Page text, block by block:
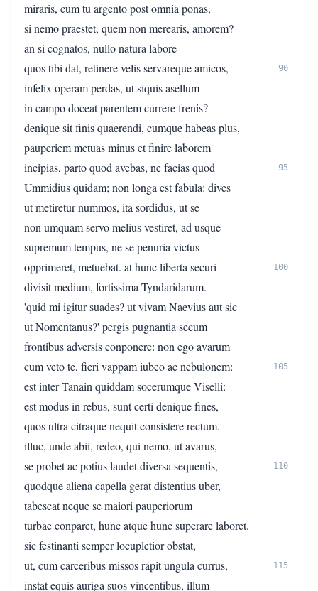
miraris, cum tu argento post omnia ponas,
si nemo praestet, quem non merearis, amorem?
an si cognatos, nullo natura labore
quos tibi dat, retinere velis servareque amicos,
90
infelix operam perdas, ut siquis asellum
in campo doceat parentem currere frenis?
denique sit finis quaerendi, cumque habeas plus,
pauperiem metuas minus et finire laborem
incipias, parto quod avebas, ne facias quod
95
Ummidius quidam; non longa est fabula: dives
ut metiretur nummos, ita sordidus, ut se
non umquam servo melius vestiret, ad usque
supremum tempus, ne se penuria victus
opprimeret, metuebat. at hunc liberta securi
100
divisit medium, fortissima Tyndaridarum.
'quid mi igitur suades? ut vivam Naevius aut sic
ut Nomentanus?' pergis pugnantia secum
frontibus adversis conponere: non ego avarum
cum veto te, fieri vappam iubeo ac nebulonem:
105
est inter Tanain quiddam socerumque Viselli:
est modus in rebus, sunt certi denique fines,
quos ultra citraque nequit consistere rectum.
illuc, unde abii, redeo, qui nemo, ut avarus,
se probet ac potius laudet diversa sequentis,
110
quodque aliena capella gerat distentius uber,
tabescat neque se maiori pauperiorum
turbae conparet, hunc atque hunc superare laboret.
sic festinanti semper locupletior obstat,
ut, cum carceribus missos rapit ungula currus,
115
instat equis auriga suos vincentibus, illum